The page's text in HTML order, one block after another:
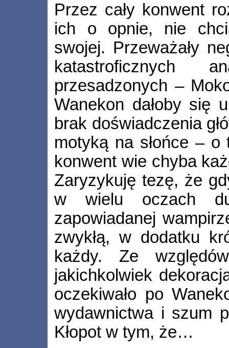
Przez cały konwent
ich o opnie, nie
swojej. Przeważały
katastroficznych
przesadzonych –
Wanekon dałoby się
brak doświadczenia
motyką na słońce –
konwent wie chyba
Zaryzykuję tezę, że
w wielu oczach
zapowiadanej
zwykłą, w dodatku
każdy. Ze
jakichkolwiek
oczekiwało po
wydawnictwa i szum
Kłopot w tym, że…